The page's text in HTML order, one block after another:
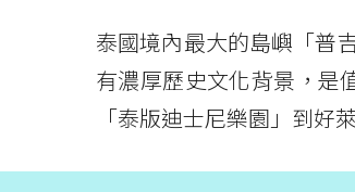
泰國境內最大的島嶼「普
有濃厚歷史文化背景，是
「泰版迪士尼樂園」到